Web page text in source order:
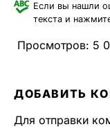
Если вы нашли
текста и
Просмотров: 5
ДОБАВИТЬ
Для отправки